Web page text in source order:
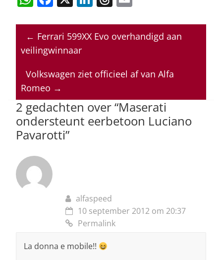
at
s
p
p
c
e
o
o
k
k
e
n
re
a
s
ai
l
← Ferrari 599XX Evo overhandigd aan
veilingwinnaar
Volkswagen ziet officieel af van Alfa
Romeo →
2 gedachten over “Maserati
ondersteunt eerbetoon Luciano
Pavarotti”
alfaspeed
10 september 2012 om 20:37
Permalink
La donna e mobile!!